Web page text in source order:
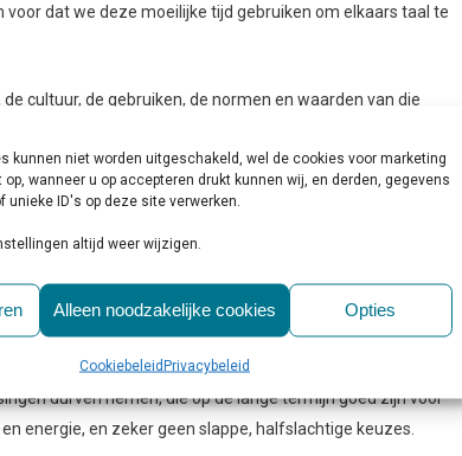
kunnen niet worden uitgeschakeld, wel de cookies voor marketing
wanneer u op accepteren drukt kunnen wij, en derden, gegevens
unieke ID's op deze site verwerken.
altijd weer wijzigen.
Alleen noodzakelijke cookies Opties
CookiebeleidPrivacybeleid
dat we deze moeilijke tijd gebruiken om elkaars taal te
cultuur, de gebruiken, de normen en waarden van die
snel aan de slag gaan om compacte, maar kwalitatief
Docenten-Bedrijfsleven. Of Psychologen-
we niet blijven hangen in algemeenheden die creatieve en
de ander duidelijk te maken wie we zijn en wat we
altijd nee is. Dat niet elke ondernemer een zakkenvuller is.
is. En niet elke verzekeraar een vijand is.
durven nemen, die op de lange termijn goed zijn voor
energie, en zeker geen slappe, halfslachtige keuzes.